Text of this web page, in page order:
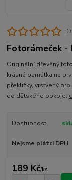
Fotorámeček -
Originální dřevěný
krásná památka na
překližky, vrstvený
do dětského pokoje.
Dostupnost
Nejsme plátci DPH
189 Kč/ks